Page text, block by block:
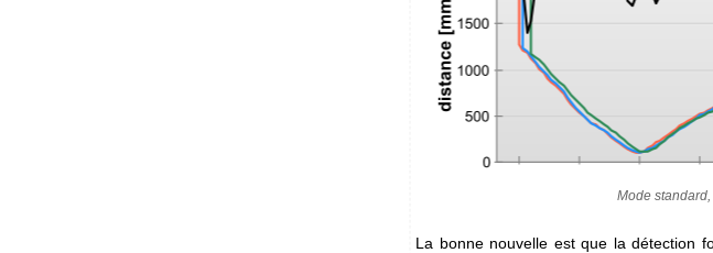
Mode
La bonne nouvelle est que la détection